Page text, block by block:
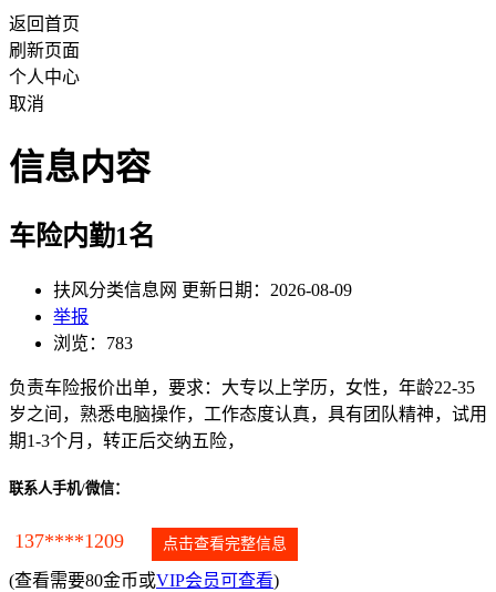
返回首页
刷新页面
个人中心
取消
信息内容
车险内勤1名
扶风分类信息网 更新日期：2026-08-09
举报
浏览：783
负责车险报价出单，要求：大专以上学历，女性，年龄22-35
岁之间，熟悉电脑操作，工作态度认真，具有团队精神，试用
期1-3个月，转正后交纳五险，
联系人手机/微信：
137****1209 点击查看完整信息
(查看需要80金币或VIP会员可查看)